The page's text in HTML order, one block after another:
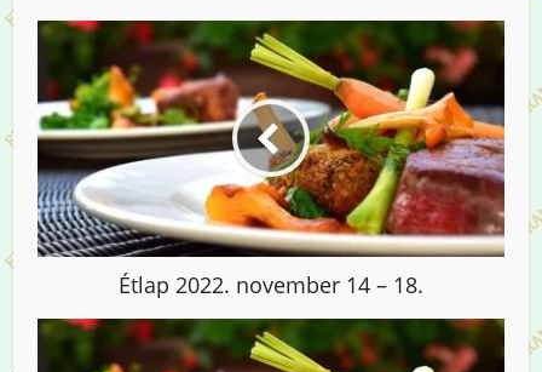
Étlap 2022. november 14 – 18.